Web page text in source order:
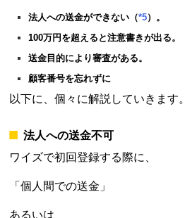
法人への送金ができない（*5）。
100万円を超えると注意書きが出る。
送金目的により審査がある。
顧客番号を忘れずに
以下に、個々に解説していきます。
法人への送金不可
ワイズで初回登録する際に、
「個人間での送金」
あるいは